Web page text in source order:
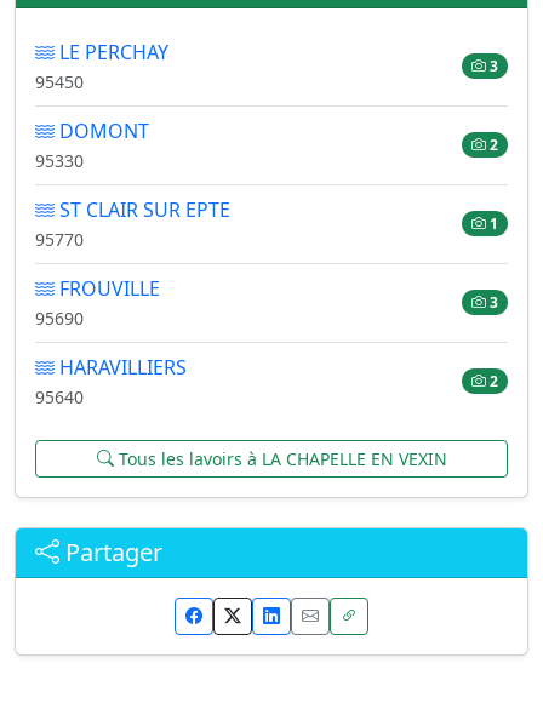
LE PERCHAY
95450
3
DOMONT
95330
2
ST CLAIR SUR EPTE
95770
1
FROUVILLE
95690
3
HARAVILLIERS
95640
2
Tous les lavoirs à LA CHAPELLE EN VEXIN
Partager